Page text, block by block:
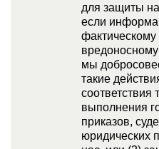
для защиты
если
мы
такие
соответствия
выполнения
приказов,
юридических